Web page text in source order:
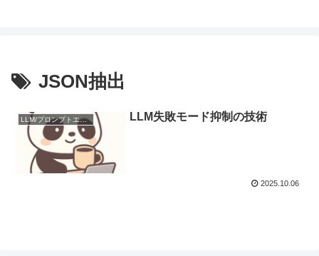
JSON抽出
LLM/プロンプトエンジニアリング LLM失敗モード抑制の技術
2025.10.06